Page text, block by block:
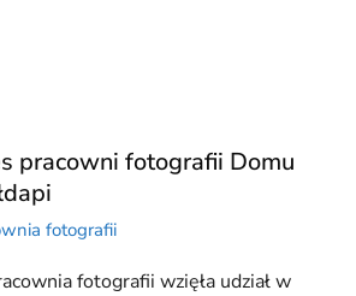
pracowni fotografii Domu
fotografii
fotografii wzięła udział w